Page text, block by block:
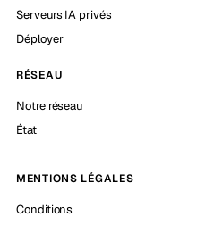
Serveurs IA privés
Déployer
RÉSEAU
Notre réseau
État
MENTIONS LÉGALES
Conditions